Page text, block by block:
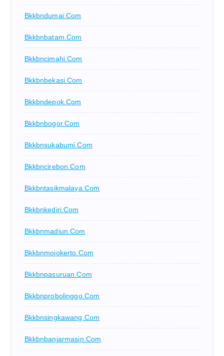
Bkkbndumai.com
Bkkbnbatam.com
Bkkbncimahi.com
Bkkbnbekasi.com
Bkkbndepok.com
Bkkbnbogor.com
Bkkbnsukabumi.com
Bkkbncirebon.com
Bkkbntasikmalaya.com
Bkkbnkediri.com
Bkkbnmadiun.com
Bkkbnmojokerto.com
Bkkbnpasuruan.com
Bkkbnprobolinggo.com
Bkkbnsingkawang.com
Bkkbnbanjarmasin.com